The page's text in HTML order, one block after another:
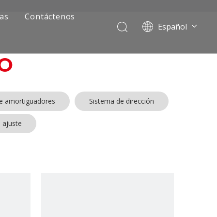
Contáctenos
Español
Pусский
English
amortiguadores Sistema de dirección
ajuste